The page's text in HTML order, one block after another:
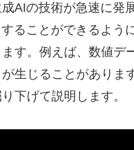
AIの技術が急速に発
ることができるよう
ます。例えば、数値デ
生じることがありま
下げて説明します。